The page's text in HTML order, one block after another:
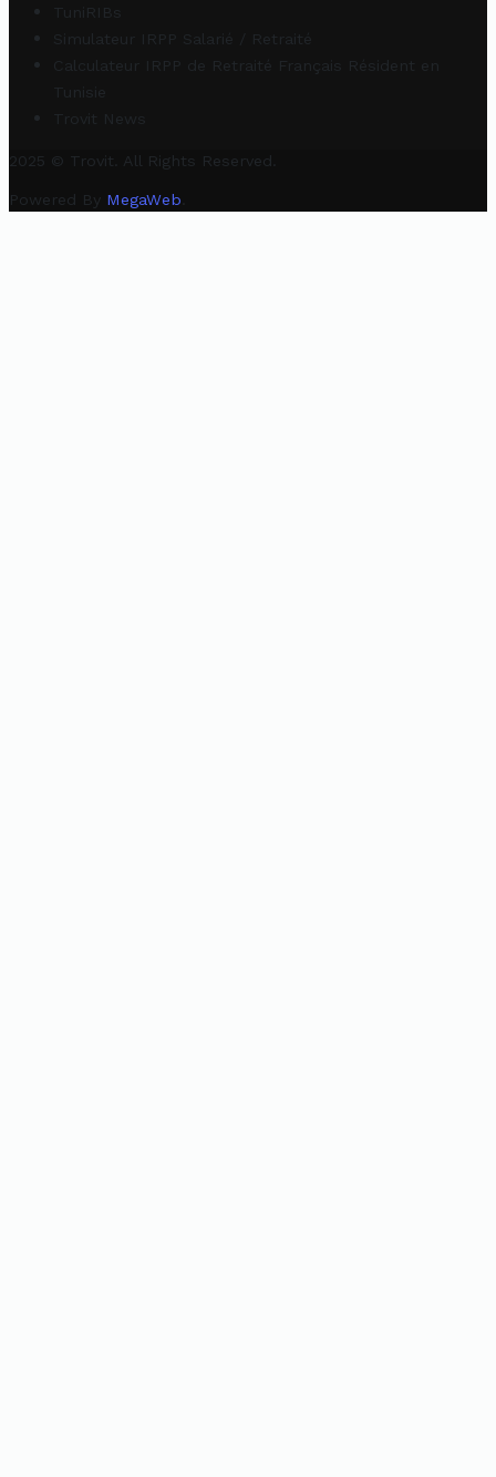
TuniRIBs
Simulateur IRPP Salarié / Retraité
Calculateur IRPP de Retraité Français Résident en
Tunisie
Trovit News
2025 © Trovit. All Rights Reserved.
Powered By MegaWeb